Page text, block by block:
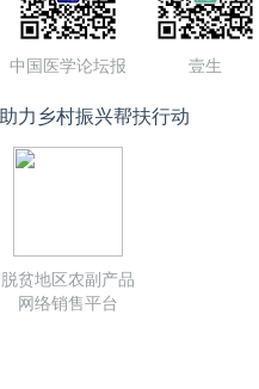
中国医学论坛报 壹生
助力乡村振兴帮扶行动
脱贫地区农副产品
网络销售平台